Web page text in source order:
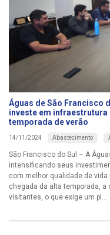
Águas de São Francisco
investe em
temporada de verão
14/11/2024 Abastecimento
São Francisco do Sul – A
intensificando seus
com melhor qualidade de
chegada da alta temporada,
visitantes, o que exige um pl...